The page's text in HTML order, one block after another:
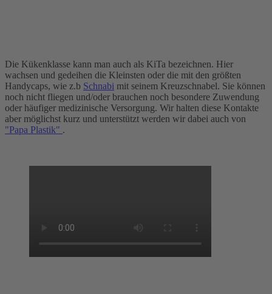
Die Kükenklasse kann man auch als KiTa bezeichnen. Hier
wachsen und gedeihen die Kleinsten oder die mit den größten
Handycaps, wie z.b Schnabi mit seinem Kreuzschnabel. Sie können
noch nicht fliegen und/oder brauchen noch besondere Zuwendung
oder häufiger medizinische Versorgung. Wir halten diese Kontakte
aber möglichst kurz und unterstützt werden wir dabei auch von
"Papa Plastik" .